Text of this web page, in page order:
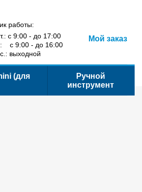
работы:
с 9:00 - до 17:00
с 9:00 - до 16:00
выходной
Мой заказ
(для
Ручной
инструмент